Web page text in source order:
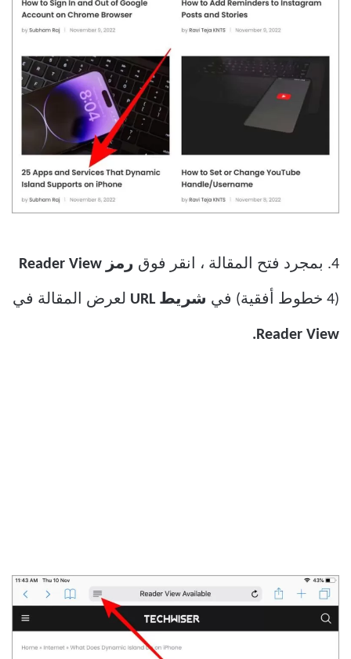
4. بمجرد فتح المقالة ، انقر فوق رمز Reader View
(4 خطوط أفقية) في شريط URL لعرض المقالة في
Reader View.